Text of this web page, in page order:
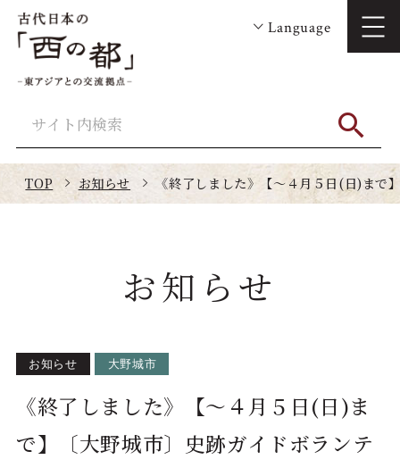
Language
TOP お知らせ 《終了しました》【～４月５日(日)まで
お知らせ
お知らせ 大野城市
《終了しました》【～４月５日(日)ま
で】〔大野城市〕史跡ガイドボランテ